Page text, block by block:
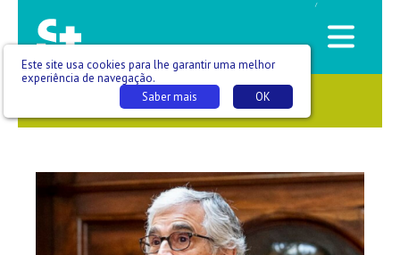
/
SAÚDE QUE SE VÊ
Este site usa cookies para lhe garantir uma melhor
experiência de navegação.
OK
Saber mais